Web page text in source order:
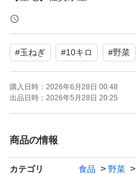
よろしくお願いいたします。
#玉ねぎ #10キロ #野菜
購入日時： 2026年6月28日 00:48
出品日時： 2026年5月28日 20:25
商品の情報
カテゴリ 食品 野菜